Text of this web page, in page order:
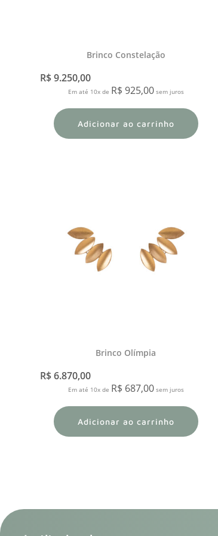
Brinco Constelação
R$9.250,00
Em até 10x de R$ 925,00sem juros
Adicionar ao carrinho
Brinco Olímpia
R$6.870,00
Em até 10x de R$ 687,00sem juros
Adicionar ao carrinho